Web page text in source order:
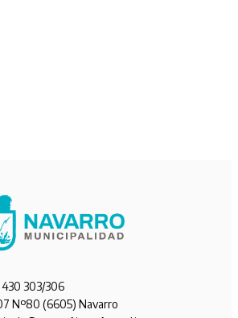
303/306
Nº80 (6605) Navarro